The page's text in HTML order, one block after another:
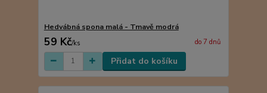
Hedvábná spona malá - Tmavě modrá
59 Kč/ks do 7 dnů
Přidat do košíku